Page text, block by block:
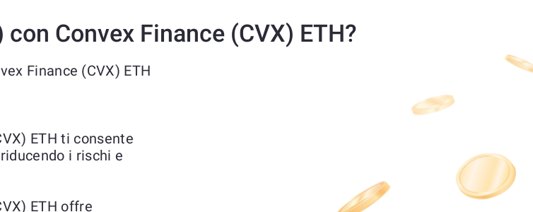
Convex Finance (CVX) ETH?
Finance (CVX) ETH
ETH ti consente
i rischi e
ETH offre